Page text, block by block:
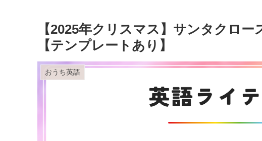
【2025年クリスマス】サンタクロ
【テンプレートあり】
おうち英語